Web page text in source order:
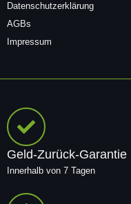
Datenschutzerklärung
AGBs
Impressum
Geld-Zurück-Garantie
Innerhalb von 7 Tagen